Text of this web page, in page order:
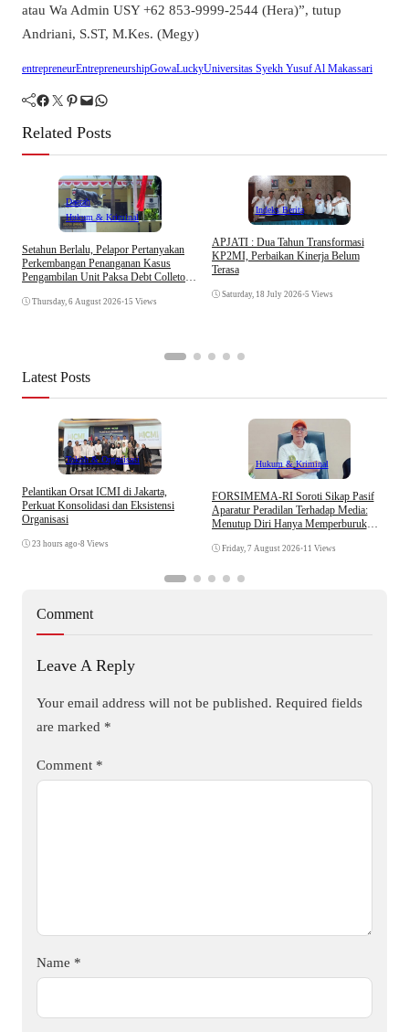
atau Wa Admin USY +62 853-9999-2544 (Hera)”, tutup
Andriani, S.ST, M.Kes. (Megy)
entrepreneurEntrepreneurshipGowaLuckyUniversitas Syekh Yusuf Al Makassari
Facebook Twitter Pinterest Mail WhatsApp
Related Posts
Daerah
Hukum & Kriminal
Setahun Berlalu, Pelapor Pertanyakan
Perkembangan Penanganan Kasus
Pengambilan Unit Paksa Debt Colletor
Thursday, 6 August 2026•15 Views
Indeks Berita
APJATI : Dua Tahun Transformasi
KP2MI, Perbaikan Kinerja Belum
Terasa
Saturday, 18 July 2026•5 Views
Latest Posts
Tokoh & Organisasi
Pelantikan Orsat ICMI di Jakarta,
Perkuat Konsolidasi dan Eksistensi
Organisasi
23 hours ago •8 Views
Hukum & Kriminal
​FORSIMEMA-RI Soroti Sikap Pasif
Aparatur Peradilan Terhadap Media:
Menutup Diri Hanya Memperburuk
Friday, 7 August 2026•11 Views
Comment
Leave A Reply
Your email address will not be published. Required fields
are marked *
Comment *
Name *